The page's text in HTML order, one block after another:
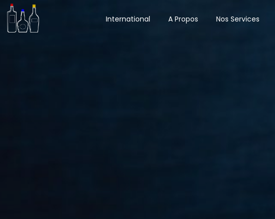
International A Propos Nos Services